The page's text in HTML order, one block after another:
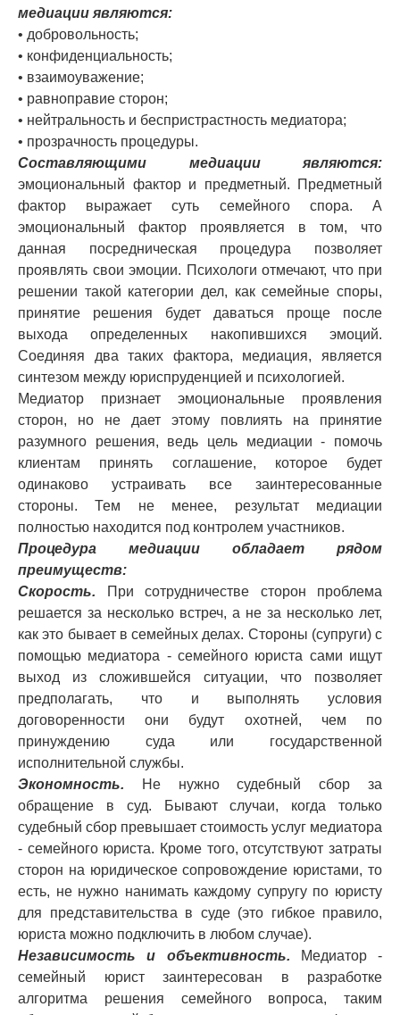
медиации являются:
• добровольность;
• конфиденциальность;
• взаимоуважение;
• равноправие сторон;
• нейтральность и беспристрастность медиатора;
• прозрачность процедуры.
Составляющими медиации являются:
эмоциональный фактор и предметный. Предметный
фактор выражает суть семейного спора. А
эмоциональный фактор проявляется в том, что
данная посредническая процедура позволяет
проявлять свои эмоции. Психологи отмечают, что при
решении такой категории дел, как семейные споры,
принятие решения будет даваться проще после
выхода определенных накопившихся эмоций.
Соединяя два таких фактора, медиация, является
синтезом между юриспруденцией и психологией.
Медиатор признает эмоциональные проявления
сторон, но не дает этому повлиять на принятие
разумного решения, ведь цель медиации - помочь
клиентам принять соглашение, которое будет
одинаково устраивать все заинтересованные
стороны. Тем не менее, результат медиации
полностью находится под контролем участников.
Процедура медиации обладает рядом
преимуществ:
Скорость.
При сотрудничестве сторон проблема
решается за несколько встреч, а не за несколько лет,
как это бывает в семейных делах. Стороны (супруги) с
помощью медиатора - семейного юриста сами ищут
выход из сложившейся ситуации, что позволяет
предполагать, что и выполнять условия
договоренности они будут охотней, чем по
принуждению суда или государственной
исполнительной службы.
Экономность. Не нужно судебный сбор за
обращение в суд. Бывают случаи, когда только
судебный сбор превышает стоимость услуг медиатора
- семейного юриста. Кроме того, отсутствуют затраты
сторон на юридическое сопровождение юристами, то
есть, не нужно нанимать каждому супругу по юристу
для представительства в суде (это гибкое правило,
юриста можно подключить в любом случае).
Независимость и объективность. Медиатор -
семейный юрист заинтересован в разработке
алгоритма решения семейного вопроса, таким